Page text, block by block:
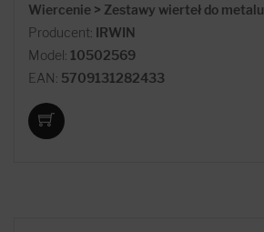
Wiercenie > Zestawy wierteł do metalu
Producent: IRWIN
Model: 10502569
EAN: 5709131282433